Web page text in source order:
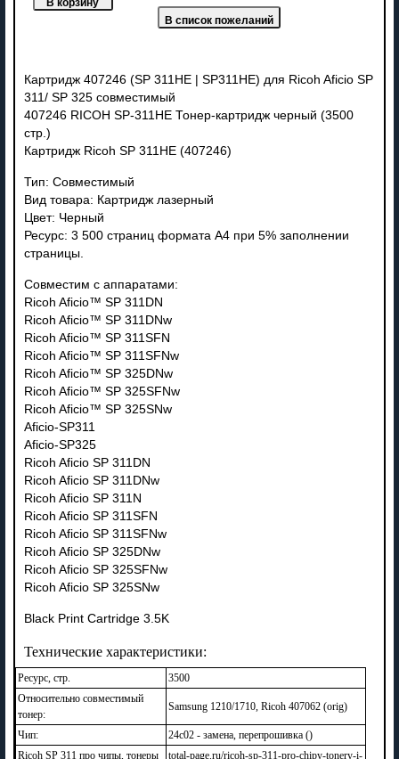
Картридж 407246 (SP 311HE | SP311HE) для Ricoh Aficio SP
311/ SP 325 совместимый
407246 RICOH SP-311HE Тонер-картридж черный (3500
стр.)
Картридж Ricoh SP 311HE (407246)
Тип: Совместимый
Вид товара: Картридж лазерный
Цвет: Черный
Ресурс: 3 500 страниц формата А4 при 5% заполнении
страницы.
Совместим с аппаратами:
Ricoh Aficio™ SP 311DN
Ricoh Aficio™ SP 311DNw
Ricoh Aficio™ SP 311SFN
Ricoh Aficio™ SP 311SFNw
Ricoh Aficio™ SP 325DNw
Ricoh Aficio™ SP 325SFNw
Ricoh Aficio™ SP 325SNw
Aficio-SP311
Aficio-SP325
Ricoh Aficio SP 311DN
Ricoh Aficio SP 311DNw
Ricoh Aficio SP 311N
Ricoh Aficio SP 311SFN
Ricoh Aficio SP 311SFNw
Ricoh Aficio SP 325DNw
Ricoh Aficio SP 325SFNw
Ricoh Aficio SP 325SNw
Black Print Cartridge 3.5K
Технические характеристики:
Ресурс, стр.
3500
Относительно совместимый
тонер:
Samsung 1210/1710, Ricoh 407062 (orig)
Чип:
24c02 - замена, перепрошивка ()
Ricoh SP 311 про чипы, тонеры
total-page.ru/ricoh-sp-311-pro-chipy-tonery-i-